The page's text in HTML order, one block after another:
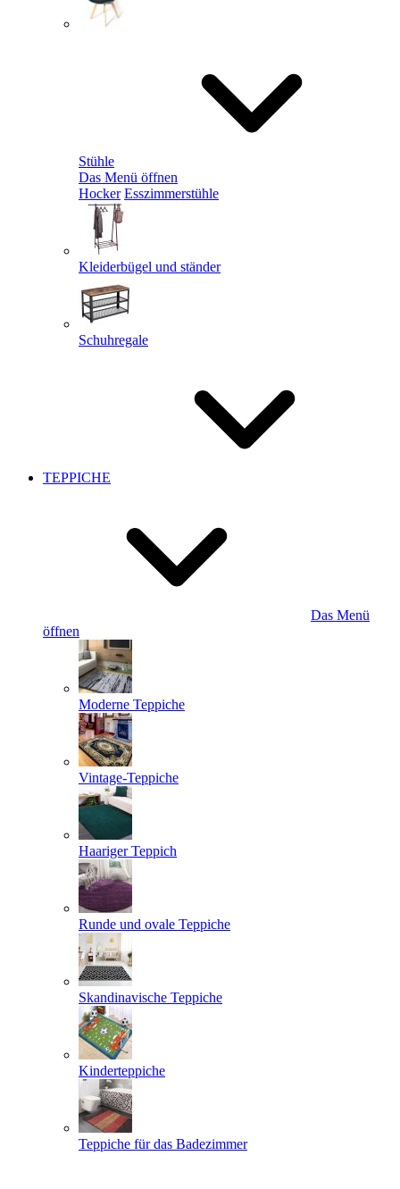
Stühle
Das Menü öffnen
Hocker Esszimmerstühle
Kleiderbügel und ständer
Schuhregale
TEPPICHE
Das Menü
öffnen
Moderne Teppiche
Vintage-Teppiche
Haariger Teppich
Runde und ovale Teppiche
Skandinavische Teppiche
Kinderteppiche
Teppiche für das Badezimmer